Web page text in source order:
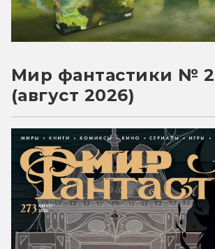
Мир фантастики №
(август 2026)